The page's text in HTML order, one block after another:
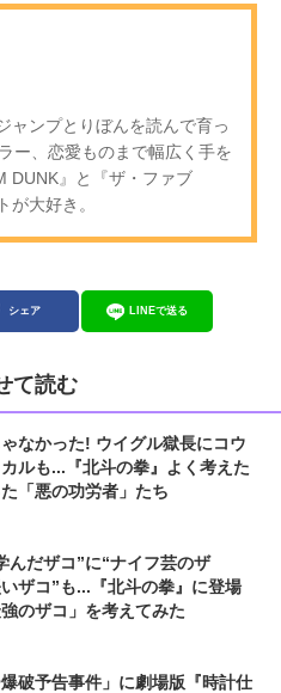
ャンプとりぼんを読んで育っ
ー、恋愛ものまで幅広く手を
DUNK』と『ザ・ファブ
が大好き。
シェア LINEで送る
て読む
なかった! ウイグル獄長にコウ
ルも...『北斗の拳』よく考えた
「悪の功労者」たち
んだザコ”に“ナイフ芸のザ
ザコ”も...『北斗の拳』に登場
のザコ」を考えてみた
爆破予告事件」に劇場版『時計仕